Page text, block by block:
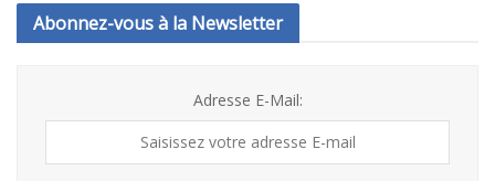
Abonnez-vous à la Newsletter
Adresse E-Mail: